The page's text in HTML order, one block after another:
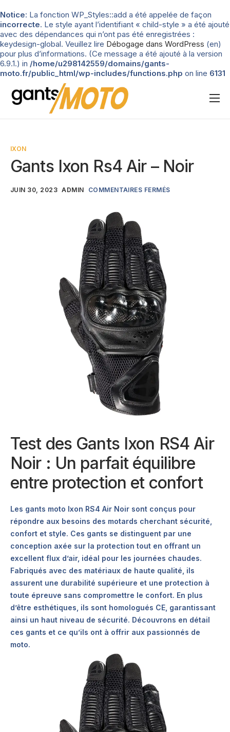
Notice: La fonction WP_Styles::add a été appelée de façon
incorrecte. Le style ayant l’identifiant « child-style » a été ajouté
avec des dépendances qui n’ont pas été enregistrées :
keydesign-global. Veuillez lire Débogage dans WordPress (en)
pour plus d’informations. (Ce message a été ajouté à la version
6.9.1.) in /home/u298142559/domains/gants-
moto.fr/public_html/wp-includes/functions.php on line 6131
Nos tests
Types de gants
IXON
Gants Ixon Rs4 Air – Noir
JUIN 30, 2023 ADMIN COMMENTAIRES FERMÉS
Test des Gants Ixon RS4 Air
Noir : Un parfait équilibre
entre protection et confort
Les gants moto Ixon RS4 Air Noir sont conçus pour
répondre aux besoins des motards cherchant sécurité,
confort et style. Ces gants se distinguent par une
conception axée sur la protection tout en offrant un
excellent flux d’air, idéal pour les journées chaudes.
Fabriqués avec des matériaux de haute qualité, ils
assurent une durabilité supérieure et une protection à
toute épreuve sans compromettre le confort. En plus
d’être esthétiques, ils sont homologués CE, garantissant
ainsi un haut niveau de sécurité. Découvrons en détail
ces gants et ce qu’ils ont à offrir aux passionnés de
moto.